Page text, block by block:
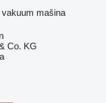
mašina
Co. KG